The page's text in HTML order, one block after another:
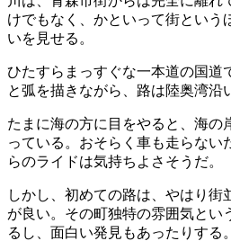
けでもなく、かといって街という
いを見せる。
ひたすらまっすぐな一本道の国道
と弧を描きながら、路は陸奥湾沿
たまに海の方に目をやると、海の
っている。おそらく車も走らない
らのライドは気持ちよさそうだ。
しかし、初めての路は、やはり街
が良い。その町独特の雰囲気とい
るし、面白い発見もあったりする。